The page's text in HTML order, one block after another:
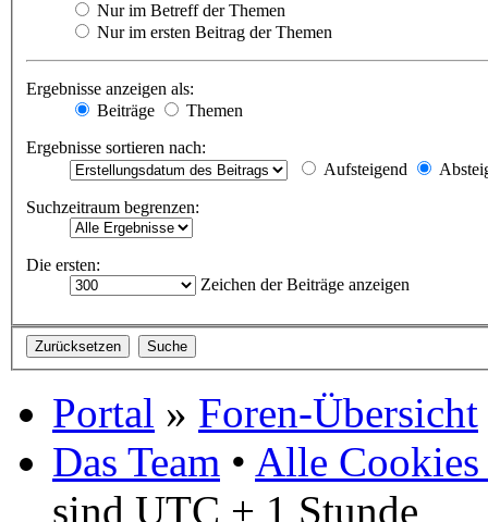
Nur im Betreff der Themen
Nur im ersten Beitrag der Themen
Ergebnisse anzeigen als:
Beiträge
Themen
Ergebnisse sortieren nach:
Aufsteigend
Suchzeitraum begrenzen:
Die ersten:
Zeichen der Beiträge anzeigen
Portal » Foren-Übersicht
Das Team • Alle Cookies
sind UTC + 1 Stunde